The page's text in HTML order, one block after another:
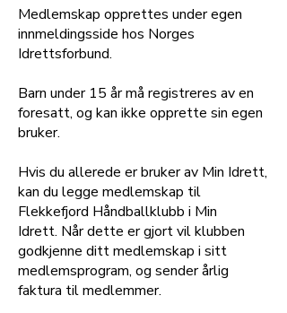
Medlemskap opprettes under egen
innmeldingsside hos Norges
Idrettsforbund.
Barn under 15 år må registreres av en
foresatt, og kan ikke opprette sin egen
bruker.
Hvis du allerede er bruker av Min Idrett,
kan du legge medlemskap til
Flekkefjord Håndballklubb i Min
Idrett. Når dette er gjort vil klubben
godkjenne ditt medlemskap i sitt
medlemsprogram, og sender årlig
faktura til medlemmer.